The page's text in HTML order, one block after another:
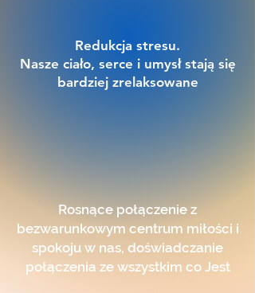
Redukcja stresu.
Nasze ciało, serce i umysł stają się
bardziej zrelaksowane
Rosnące połączenie z
bezwarunkowym centrum miłości i
spokoju w nas, doświadczanie
połączenia ze wszystkim co Jest